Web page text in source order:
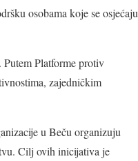
osobama koje se osjećaju
Putem Platforme protiv
zajedničkim
u Beču organizuju
Cilj ovih inicijativa je